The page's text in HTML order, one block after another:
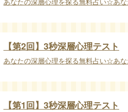
【第2回】3秒深層心理テスト
あなたの深層心理を探る無料占い☆あな
【第1回】3秒深層心理テスト